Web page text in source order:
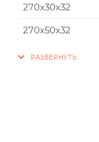
270x30x32
270x50x32